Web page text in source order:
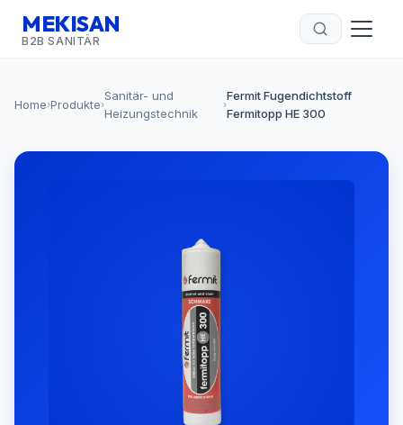
MEKISAN
B2B SANITÄR
Home›Produkte›
Sanitär- und
Heizungstechnik
›
Fermit Fugendichtstoff
Fermitopp HE 300